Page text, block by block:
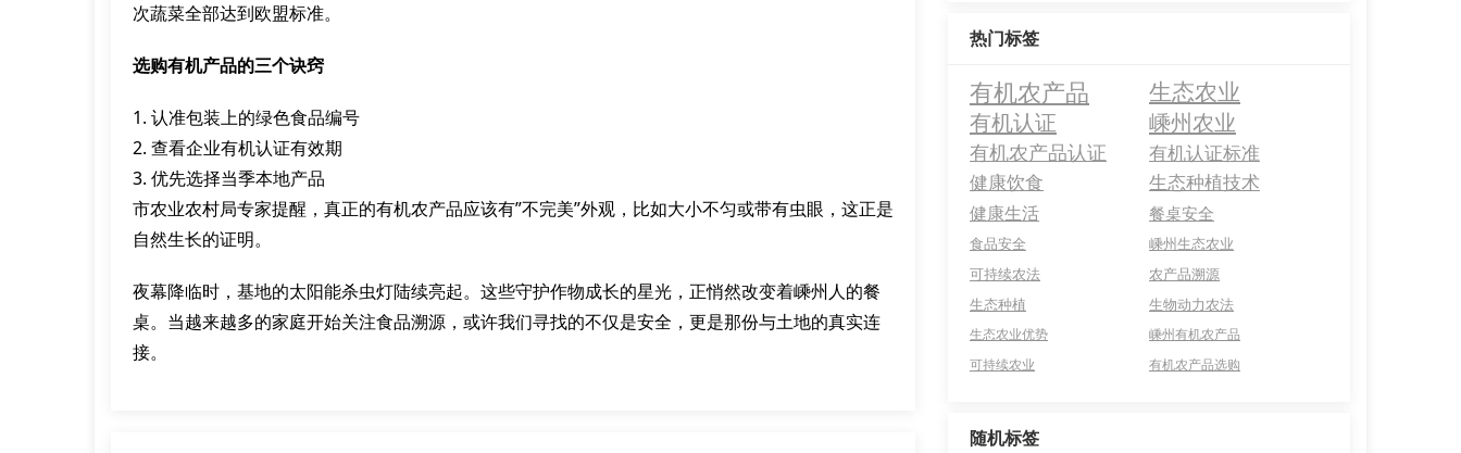
次蔬菜全部达到欧盟标准。
选购有机产品的三个诀窍
1. 认准包装上的绿色食品编号
2. 查看企业有机认证有效期
3. 优先选择当季本地产品
市农业农村局专家提醒，真正的有机农产品应该有”不完美”外观，比如大小不匀或带有虫眼，这正是
自然生长的证明。
夜幕降临时，基地的太阳能杀虫灯陆续亮起。这些守护作物成长的星光，正悄然改变着嵊州人的餐
桌。当越来越多的家庭开始关注食品溯源，或许我们寻找的不仅是安全，更是那份与土地的真实连
接。
热门标签
有机农产品 生态农业
有机认证 嵊州农业
有机农产品认证 有机认证标准
健康饮食 生态种植技术
健康生活 餐桌安全
食品安全
嵊州生态农业
可持续农法
农产品溯源
生态种植
生物动力农法
生态农业优势
嵊州有机农产品
可持续农业
有机农产品选购
随机标签